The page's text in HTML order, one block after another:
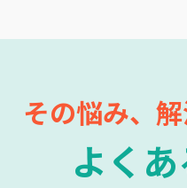
その悩み、
よく